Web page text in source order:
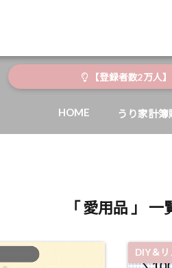
【登録者数2万人
HOME うり家計簿
「 愛用品 」 一
DIY＆リ